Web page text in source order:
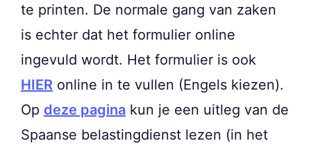
te printen. De normale gang van zaken
is echter dat het formulier online
ingevuld wordt. Het formulier is ook
HIER online in te vullen (Engels kiezen).
Op deze pagina kun je een uitleg van de
Spaanse belastingdienst lezen (in het